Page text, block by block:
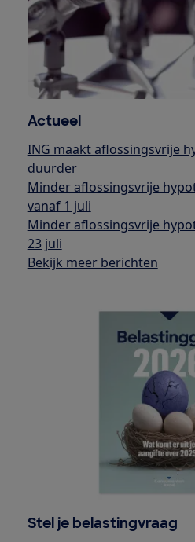
Actueel
ING maakt aflossingsvrije
duurder
Minder aflossingsvrije
vanaf 1 juli
Minder aflossingsvrije
23 juli
Bekijk meer berichten
Stel je belastingvraag